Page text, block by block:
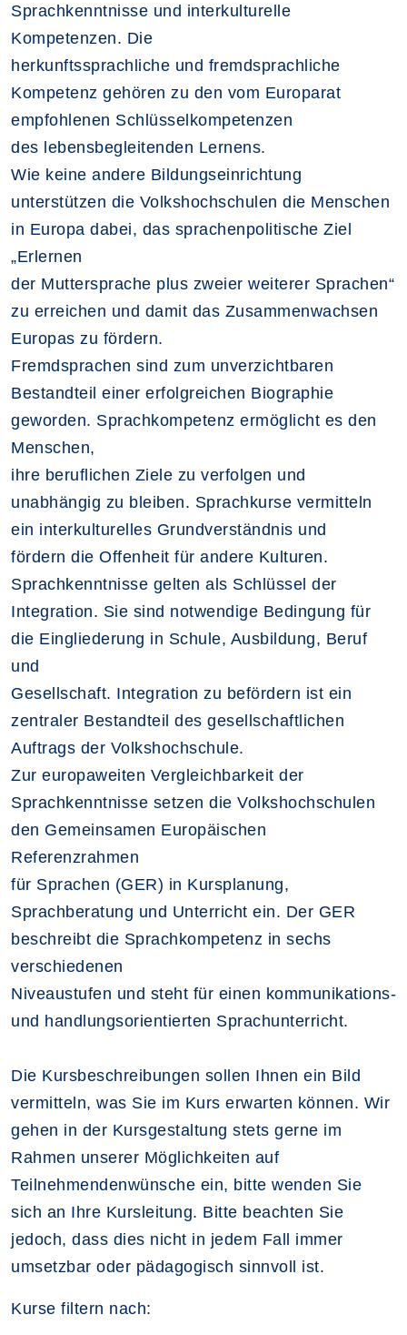
Sprachkenntnisse und interkulturelle
Kompetenzen. Die
herkunftssprachliche und fremdsprachliche
Kompetenz gehören zu den vom Europarat
empfohlenen Schlüsselkompetenzen
des lebensbegleitenden Lernens.
Wie keine andere Bildungseinrichtung
unterstützen die Volkshochschulen die Menschen
in Europa dabei, das sprachenpolitische Ziel
„Erlernen
der Muttersprache plus zweier weiterer Sprachen“
zu erreichen und damit das Zusammenwachsen
Europas zu fördern.
Fremdsprachen sind zum unverzichtbaren
Bestandteil einer erfolgreichen Biographie
geworden. Sprachkompetenz ermöglicht es den
Menschen,
ihre beruflichen Ziele zu verfolgen und
unabhängig zu bleiben. Sprachkurse vermitteln
ein interkulturelles Grundverständnis und
fördern die Offenheit für andere Kulturen.
Sprachkenntnisse gelten als Schlüssel der
Integration. Sie sind notwendige Bedingung für
die Eingliederung in Schule, Ausbildung, Beruf
und
Gesellschaft. Integration zu befördern ist ein
zentraler Bestandteil des gesellschaftlichen
Auftrags der Volkshochschule.
Zur europaweiten Vergleichbarkeit der
Sprachkenntnisse setzen die Volkshochschulen
den Gemeinsamen Europäischen
Referenzrahmen
für Sprachen (GER) in Kursplanung,
Sprachberatung und Unterricht ein. Der GER
beschreibt die Sprachkompetenz in sechs
verschiedenen
Niveaustufen und steht für einen kommunikations-
und handlungsorientierten Sprachunterricht.
Die Kursbeschreibungen sollen Ihnen ein Bild
vermitteln, was Sie im Kurs erwarten können. Wir
gehen in der Kursgestaltung stets gerne im
Rahmen unserer Möglichkeiten auf
Teilnehmendenwünsche ein, bitte wenden Sie
sich an Ihre Kursleitung. Bitte beachten Sie
jedoch, dass dies nicht in jedem Fall immer
umsetzbar oder pädagogisch sinnvoll ist.
Kurse filtern nach: